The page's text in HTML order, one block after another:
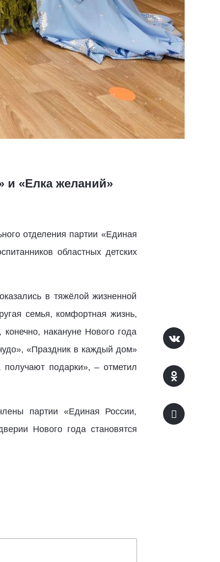
и «Елка желаний»
отделения партии «Единая
областных детских
в тяжёлой жизненной
семья, комфортная жизнь,
накануне Нового года
«Праздник в каждый дом»
подарки», – отметил
партии «Единая России,
Нового года становятся